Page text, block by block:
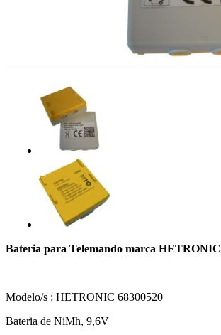
Bateria para Telemando marca HETRONIC
Modelo/s : HETRONIC 68300520
Bateria de NiMh, 9,6V